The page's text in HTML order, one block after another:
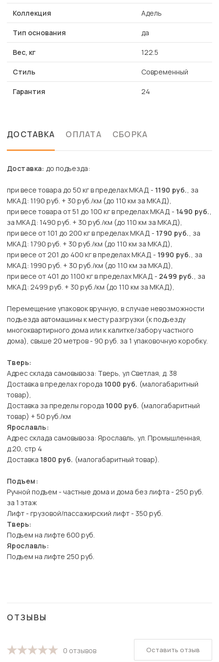
Коллекция Адель
Тип основания да
Вес, кг 122.5
Стиль Современный
Гарантия 24
ДОСТАВКА ОПЛАТА СБОРКА
Доставка: до подъезда:
при весе товара до 50 кг в пределах МКАД - 1190 руб., за
МКАД: 1190 руб. + 30 руб./км (до 110 км за МКАД),
при весе товара от 51 до 100 кг в пределах МКАД - 1490 руб.,
за МКАД: 1490 руб. + 30 руб./км (до 110 км за МКАД),
при весе от 101 до 200 кг в пределах МКАД - 1790 руб., за
МКАД: 1790 руб. + 30 руб./км (до 110 км за МКАД),
при весе от 201 до 400 кг в пределах МКАД - 1990 руб., за
МКАД: 1990 руб. + 30 руб./км (до 110 км за МКАД),
при весе от 401 до 1100 кг в пределах МКАД - 2499 руб., за
МКАД: 2499 руб. + 30 руб./км (до 110 км за МКАД),
Перемещение упаковок вручную, в случае невозможности
подъезда автомашины к месту разгрузки (к подъезду
многоквартирного дома или к калитке/забору частного
дома), свыше 20 метров - 90 руб. за 1 упаковочную коробку.
Тверь:
Адрес склада самовывоза: Тверь, ул Светлая, д. 38
Доставка в пределах города 1000 руб. (малогабаритный
товар),
Доставка за пределы города 1000 руб. (малогабаритный
товар) + 50 руб./км
Ярославль:
Адрес склада самовывоза: Ярославль, ул. Промышленная,
д.20, стр 4
Доставка 1800 руб. (малогабаритный товар).
Подъем:
Ручной подъем - частные дома и дома без лифта - 250 руб.
за 1 этаж
Лифт - грузовой/пассажирский лифт - 350 руб.
Тверь:
Подъем на лифте 600 руб.
Ярославль:
Подъем на лифте 250 руб.
ОТЗЫВЫ
0 отзывов Оставить отзыв